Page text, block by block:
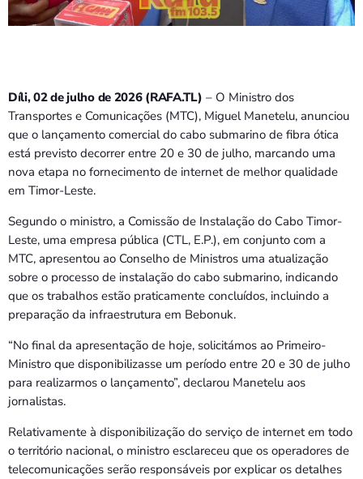
7:00 AM - 9:00 AM
Díli, 02 de julho de 2026 (RAFA.TL) – O Ministro dos
Transportes e Comunicações (MTC), Miguel Manetelu, anunciou
que o lançamento comercial do cabo submarino de fibra ótica
está previsto decorrer entre 20 e 30 de julho, marcando uma
nova etapa no fornecimento de internet de melhor qualidade
em Timor-Leste.
Segundo o ministro, a Comissão de Instalação do Cabo Timor-
Leste, uma empresa pública (CTL, E.P.), em conjunto com a
MTC, apresentou ao Conselho de Ministros uma atualização
sobre o processo de instalação do cabo submarino, indicando
que os trabalhos estão praticamente concluídos, incluindo a
preparação da infraestrutura em Bebonuk.
“No final da apresentação de hoje, solicitámos ao Primeiro-
Ministro que disponibilizasse um período entre 20 e 30 de julho
para realizarmos o lançamento”, declarou Manetelu aos
jornalistas.
Relativamente à disponibilização do serviço de internet em todo
o território nacional, o ministro esclareceu que os operadores de
telecomunicações serão responsáveis ​​por explicar os detalhes